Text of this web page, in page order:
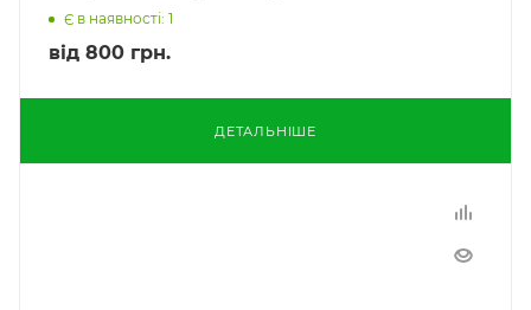
Є в наявності: 1
від 800 грн.
ДЕТАЛЬНІШЕ